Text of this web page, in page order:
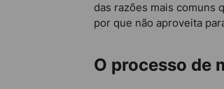
das razões mais comuns
por que não aproveita
O processo de